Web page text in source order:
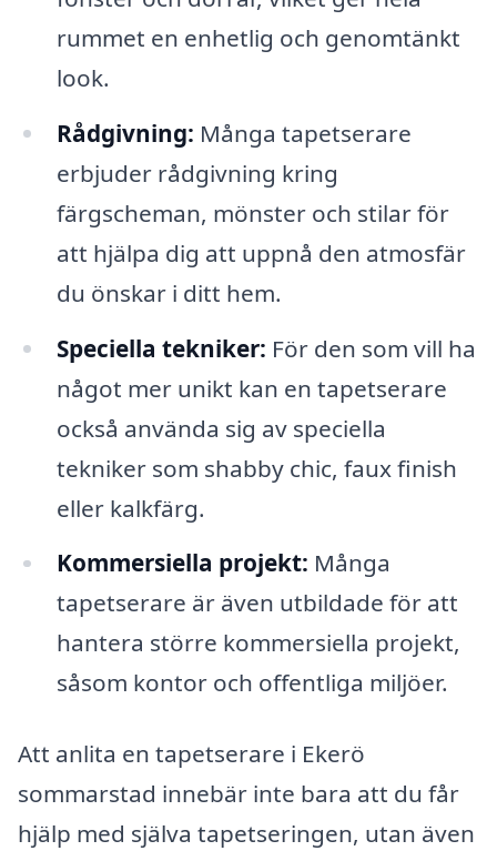
rummet en enhetlig och genomtänkt
look.
Rådgivning: Många tapetserare
erbjuder rådgivning kring
färgscheman, mönster och stilar för
att hjälpa dig att uppnå den atmosfär
du önskar i ditt hem.
Speciella tekniker: För den som vill ha
något mer unikt kan en tapetserare
också använda sig av speciella
tekniker som shabby chic, faux finish
eller kalkfärg.
Kommersiella projekt: Många
tapetserare är även utbildade för att
hantera större kommersiella projekt,
såsom kontor och offentliga miljöer.
Att anlita en tapetserare i Ekerö
sommarstad innebär inte bara att du får
hjälp med själva tapetseringen, utan även